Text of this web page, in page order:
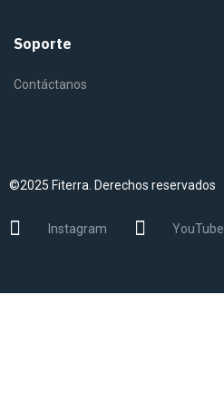
Soporte
Contáctanos
©2025 Fiterra. Derechos reservados
Instagram YouTube